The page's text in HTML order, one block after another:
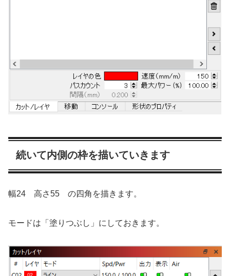
続いて内側の枠を描いていきます
幅24 高さ55 の四角を描きます。
モードは「塗りつぶし」にしておきます。